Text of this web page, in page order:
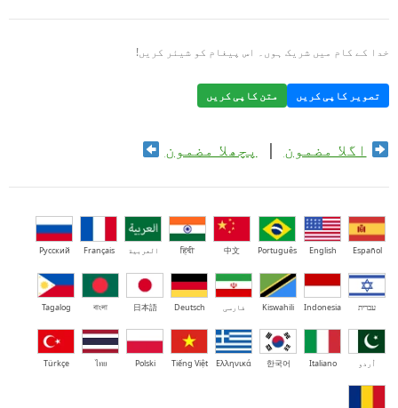
خدا کے کام میں شریک ہوں۔ اس پیغام کو شیئر کریں!
تصویر کاپی کریں متن کاپی کریں
اگلا مضمون | پچھلا مضمون
Español
English
Português
中文
हिंदी العربية Français
Русский
עברית Indonesia
Kiswahili فارسی Deutsch
日本語
বাংলা
Tagalog
اُردو Italiano
한국어
Ελληνικά
Tiếng Việt
Polski
ไทย
Türkçe